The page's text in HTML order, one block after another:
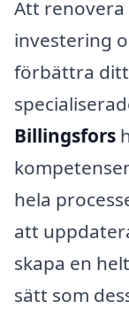
Att
investering
förbättra ditt
Billingsfors
hela
att
skapa en
sätt som